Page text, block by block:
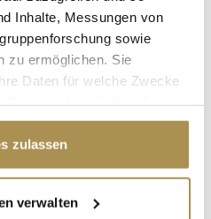
Inhalte, Messungen von
sowie
zu ermöglichen. Sie
Daten für welche Zwecke
Klicken auf das Privacy
widerrufen
geografische Lage
zulassen
verwalten
Zukunft"